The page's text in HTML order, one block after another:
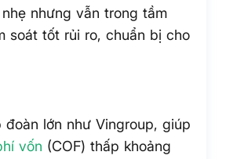
nhưng vẫn trong tầm
soát tốt rủi ro, chuẩn bị cho
lớn như Vingroup, giúp
vốn (COF) thấp khoảng